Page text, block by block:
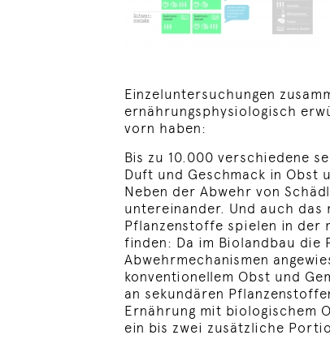
Einzeluntersuchungen
ernährungsphysiologisch
vorn haben:
Bis zu 10.000 verschiedene
Duft und Geschmack in Obst
Neben der Abwehr von
untereinander. Und auch
Pflanzenstoffe spielen in der
finden: Da im Biolandbau die
Abwehrmechanismen
konventionellem Obst und
an sekundären
Ernährung mit biologischem
ein bis zwei zusätzliche